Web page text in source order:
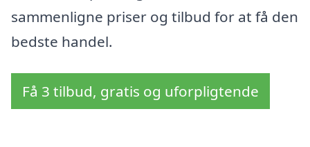
sammenligne priser og tilbud for at få den
bedste handel.
Få 3 tilbud, gratis og uforpligtende